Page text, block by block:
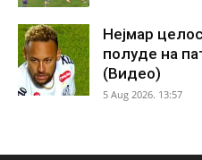
Нејмар
полуде на
(Видео)
5 Aug 2026. 13:57